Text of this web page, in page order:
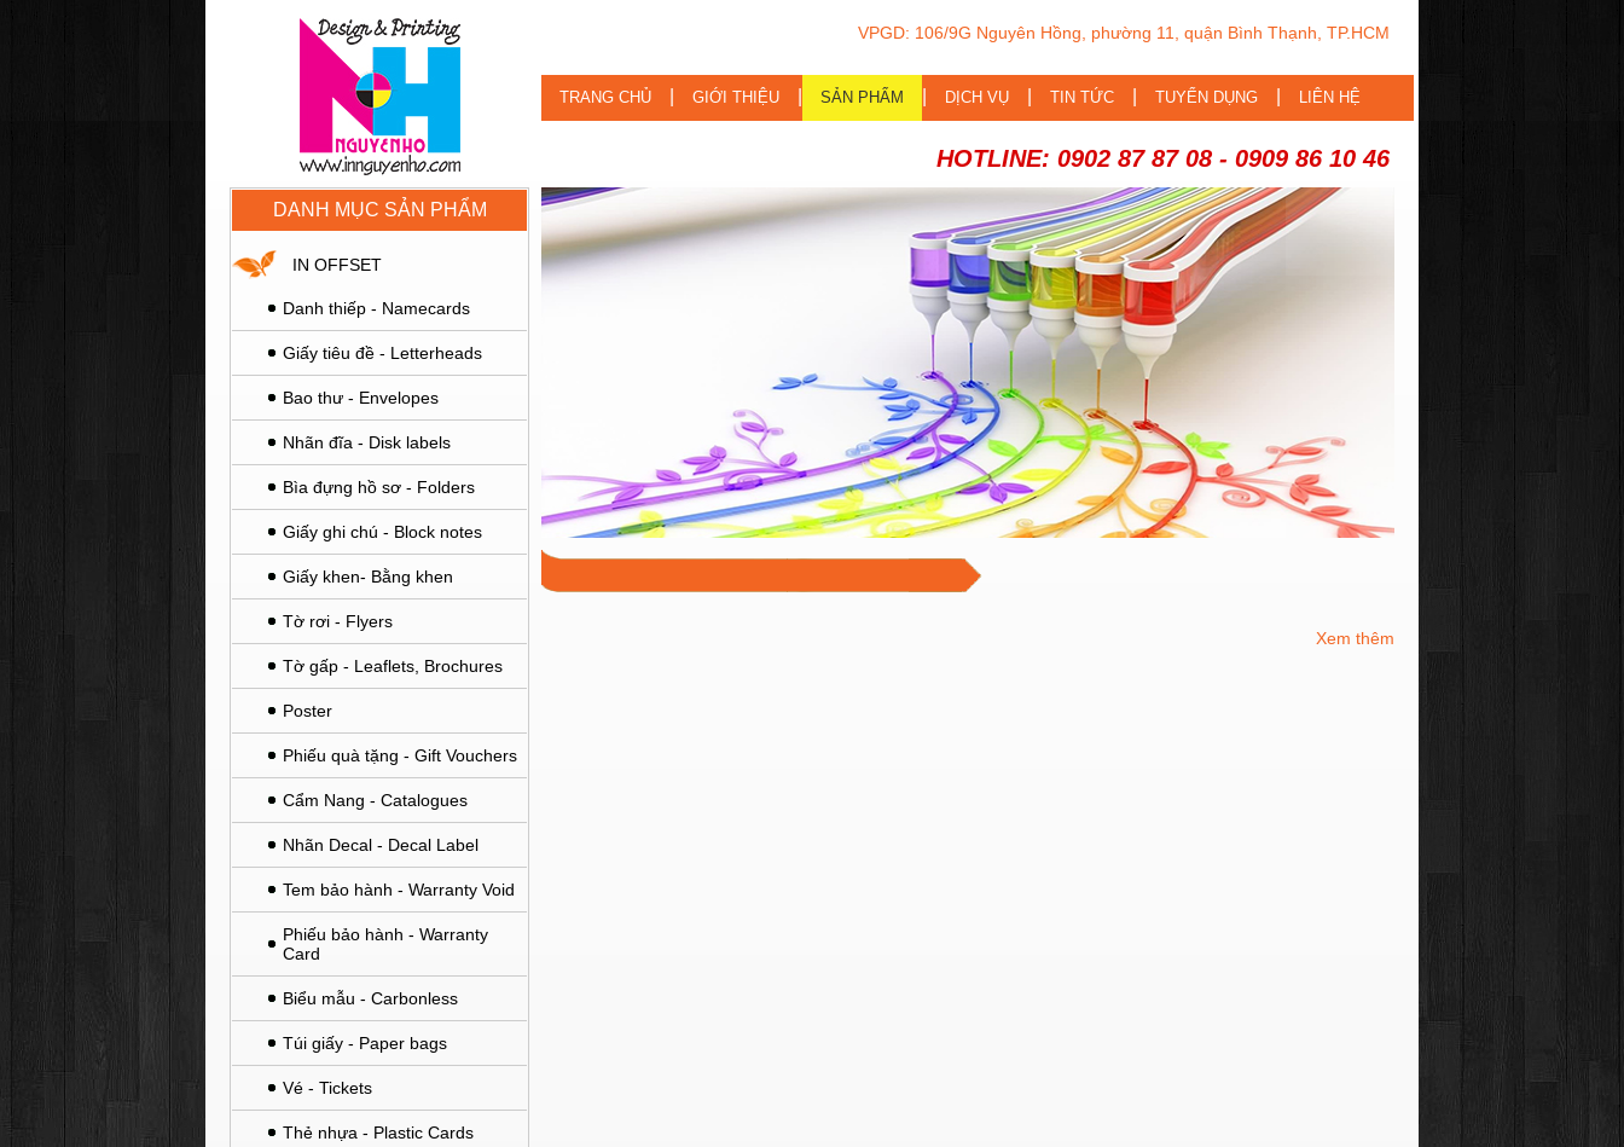
VPGD: 106/9G Nguyên Hồng, phường 11, quận Bình Thạnh, TP.HCM
TRANG CHỦ GIỚI THIỆU SẢN PHẨM DỊCH VỤ TIN TỨC TUYỂN DỤNG LIÊN HỆ
HOTLINE: 0902 87 87 08 - 0909 86 10 46
DANH MỤC SẢN PHẨM
IN OFFSET
Danh thiếp - Namecards
Giấy tiêu đề - Letterheads
Bao thư - Envelopes
Nhãn đĩa - Disk labels
Bìa đựng hồ sơ - Folders
Giấy ghi chú - Block notes
Giấy khen- Bằng khen
Tờ rơi - Flyers
Tờ gấp - Leaflets, Brochures
Poster
Phiếu quà tặng - Gift Vouchers
Cẩm Nang - Catalogues
Nhãn Decal - Decal Label
Tem bảo hành - Warranty Void
Phiếu bảo hành - Warranty
Card
Biểu mẫu - Carbonless
Túi giấy - Paper bags
Vé - Tickets
Thẻ nhựa - Plastic Cards
Xem thêm